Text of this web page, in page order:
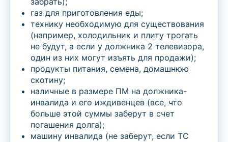
газ для приготовления еды;
технику необходимую для существования
(например, холодильник и плиту трогать
не будут, а если у должника 2 телевизора,
один из них могут изъять для продажи);
продукты питания, семена, домашнюю
скотину;
наличные в размере ПМ на должника-
инвалида и его иждивенцев (все, что
больше этой суммы заберут в счет
погашения долга);
машину инвалида (не заберут, если ТС